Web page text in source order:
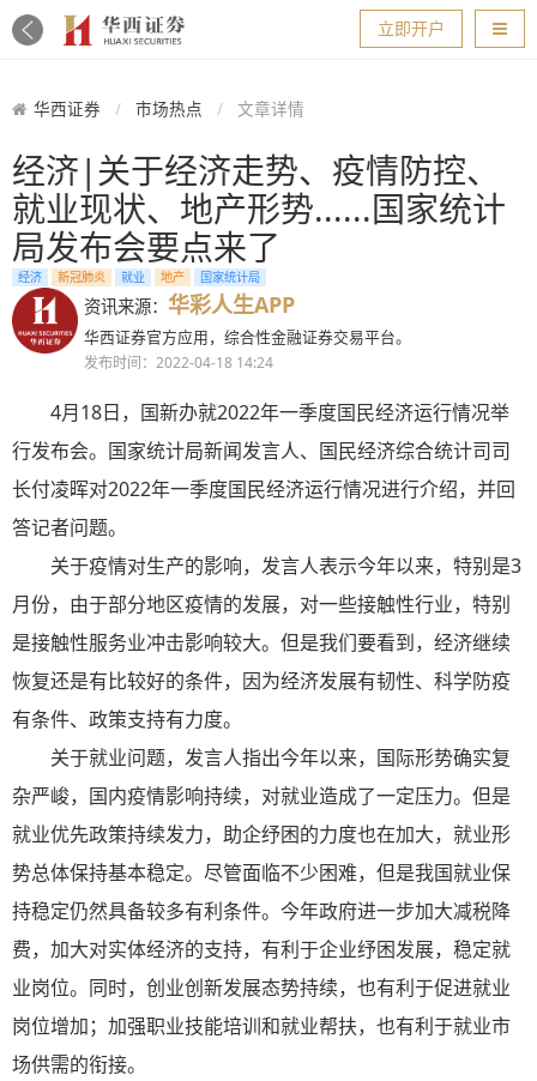
导航
立即开户
华西证券 市场热点 文章详情
经济|关于经济走势、疫情防控、
就业现状、地产形势......国家统计
局发布会要点来了
经济 新冠肺炎 就业 地产 国家统计局
资讯来源： 华彩人生APP
华西证券官方应用，综合性金融证券交易平台。
发布时间：2022-04-18 14:24
4月18日，国新办就2022年一季度国民经济运行情况举
行发布会。国家统计局新闻发言人、国民经济综合统计司司
长付凌晖对2022年一季度国民经济运行情况进行介绍，并回
答记者问题。
关于疫情对生产的影响，发言人表示今年以来，特别是3
月份，由于部分地区疫情的发展，对一些接触性行业，特别
是接触性服务业冲击影响较大。但是我们要看到，经济继续
恢复还是有比较好的条件，因为经济发展有韧性、科学防疫
有条件、政策支持有力度。
关于就业问题，发言人指出今年以来，国际形势确实复
杂严峻，国内疫情影响持续，对就业造成了一定压力。但是
就业优先政策持续发力，助企纾困的力度也在加大，就业形
势总体保持基本稳定。尽管面临不少困难，但是我国就业保
持稳定仍然具备较多有利条件。今年政府进一步加大减税降
费，加大对实体经济的支持，有利于企业纾困发展，稳定就
业岗位。同时，创业创新发展态势持续，也有利于促进就业
岗位增加；加强职业技能培训和就业帮扶，也有利于就业市
场供需的衔接。